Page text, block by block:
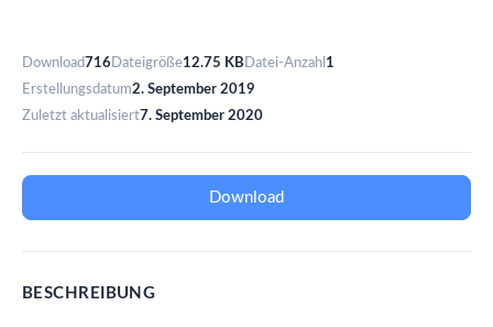
Download 716 Dateigröße12.75 KB Datei-Anzahl 1
Erstellungsdatum2. September 2019
Zuletzt aktualisiert7. September 2020
Download
BESCHREIBUNG